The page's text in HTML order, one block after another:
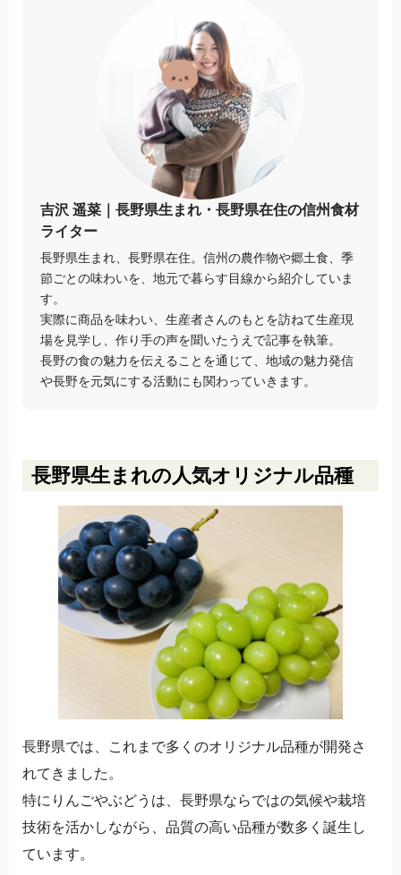
吉沢 遥菜｜長野県生まれ・長野県在住の信州食材
ライター
長野県生まれ、長野県在住。信州の農作物や郷土食、季
節ごとの味わいを、地元で暮らす目線から紹介していま
す。
実際に商品を味わい、生産者さんのもとを訪ねて生産現
場を見学し、作り手の声を聞いたうえで記事を執筆。
長野の食の魅力を伝えることを通じて、地域の魅力発信
や長野を元気にする活動にも関わっていきます。
長野県生まれの人気オリジナル品種
長野県では、これまで多くのオリジナル品種が開発さ
れてきました。
特にりんごやぶどうは、長野県ならではの気候や栽培
技術を活かしながら、品質の高い品種が数多く誕生し
ています。